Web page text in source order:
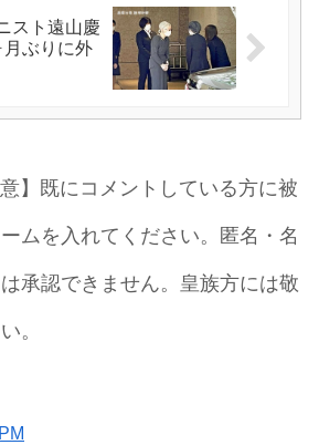
スト遠山慶
ぶりに外
意】既にコメントしている方に被
ムを入れてください。匿名・名
承認できません。皇族方には敬
。